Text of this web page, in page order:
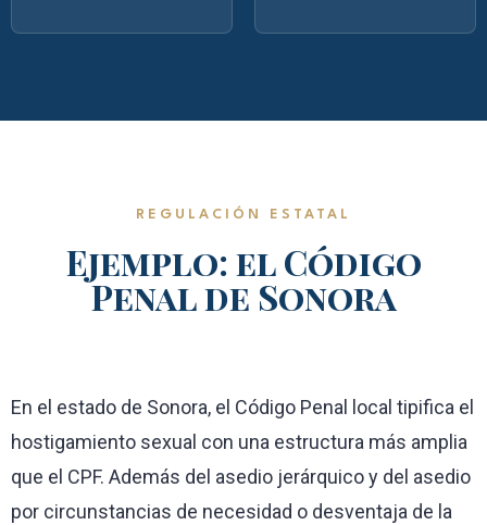
REGULACIÓN ESTATAL
Ejemplo: el Código
Penal de Sonora
En el estado de Sonora, el Código Penal local tipifica el
hostigamiento sexual con una estructura más amplia
que el CPF. Además del asedio jerárquico y del asedio
por circunstancias de necesidad o desventaja de la